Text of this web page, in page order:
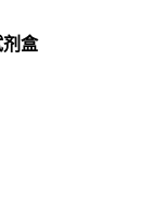
盒